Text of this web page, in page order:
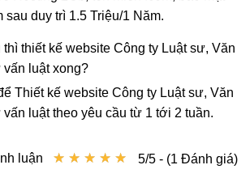
sau duy trì 1.5 Triệu/1 Năm.
thiết kế website Công ty Luật sư, Văn
luật xong?
Thiết kế website Công ty Luật sư, Văn
luật theo yêu cầu từ 1 tới 2 tuần.
★ ★ ★ ★ ★
★ ★ ★ ★ ★ 5/5 - (1 Đánh giá)
luận